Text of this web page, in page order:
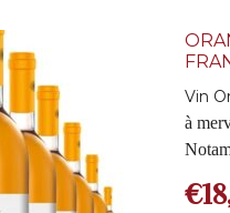
Vin
à
€